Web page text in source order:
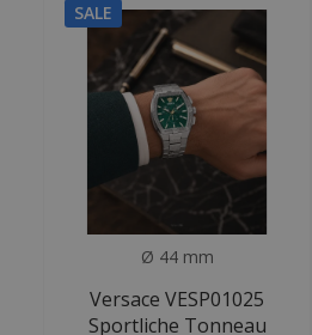
SALE
Ø 44 mm
Versace VESP01025
Sportliche Tonneau